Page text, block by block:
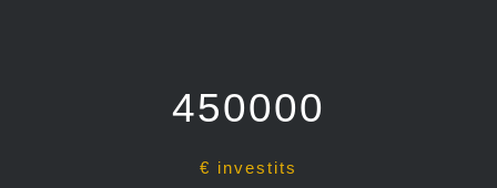
450000
€ investits